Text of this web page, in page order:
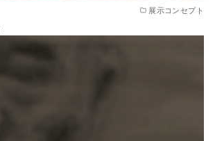
展示コンセプト